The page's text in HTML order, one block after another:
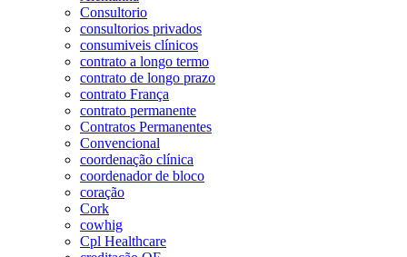
Consultorio
consultorios privados
consumiveis clínicos
contrato a longo termo
contrato de longo prazo
contrato França
contrato permanente
Contratos Permanentes
Convencional
coordenação clínica
coordenador de bloco
coração
Cork
cowhig
Cpl Healthcare